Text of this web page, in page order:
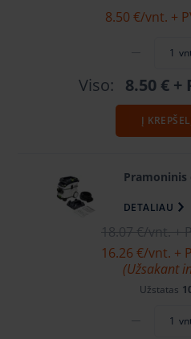
8.50 €/vnt. +
Viso: 8.50 €+
Į
DETALIAU
18.07 €/vnt. +
16.26 €/vnt. +
(Užsakant
Užstatas